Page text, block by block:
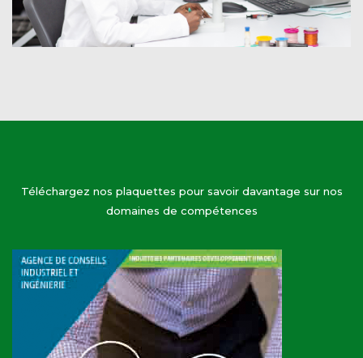
Téléchargez nos plaquettes pour savoir davantage sur nos
domaines de compétences